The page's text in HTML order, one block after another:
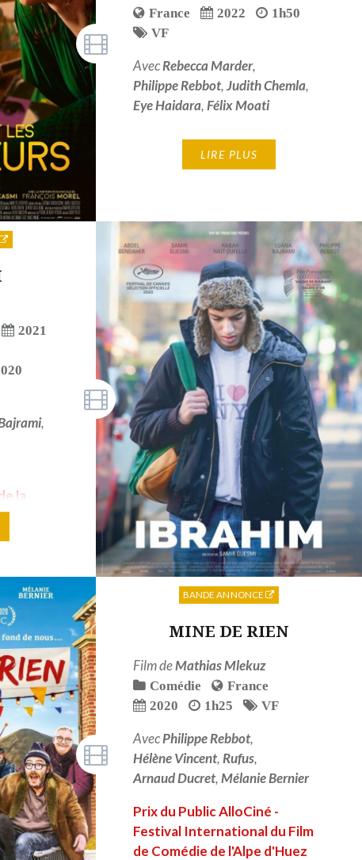
Francophone d'Angoulême 2024
France 2022
1h50
VF
AvecRebecca Marder,
Philippe Rebbot,Judith Chemla,
Eye Haidara,Félix Moati
LIRE PLUS
2021
,
la
du
MINE DE RIEN
Film deMathias Mlekuz
Comédie
France
2020
1h25 VF
AvecPhilippe Rebbot,
Hélène Vincent,Rufus,
Arnaud Ducret,Mélanie Bernier
Prix du Public AlloCiné -
Festival International du Film
de Comédie de l'Alpe d'Huez
BANDE ANNONCE